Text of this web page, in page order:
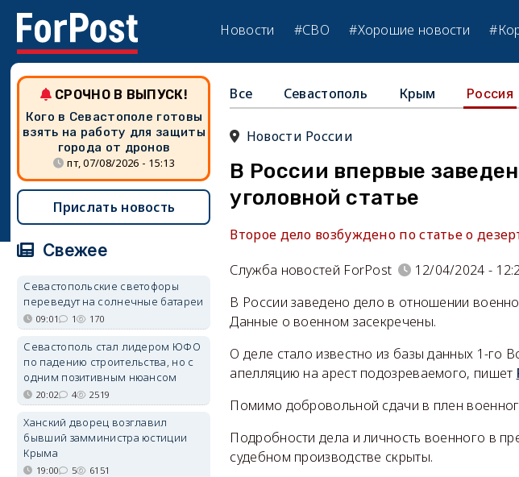
Новости #СВО #Хорошие новости
Все Севастополь Крым Россия
Новости России
В России впервые
уголовной статье
Второе дело возбуждено по статье о
Служба новостей ForPost
12/04/2024 -
В России заведено дело в отношении
Данные о военном засекречены.
О деле стало известно из базы данных 1-го
апелляцию на арест подозреваемого, пишет
Помимо добровольной сдачи в плен
Подробности дела и личность военного в
судебном производстве скрыты.
СРОЧНО В ВЫПУСК!
Кого в Севастополе готовы
взять на работу для защиты
города от дронов
пт, 07/08/2026 - 15:13
Прислать новость
Свежее
Севастопольские светофоры
переведут на солнечные батареи
09:01 1 170
Севастополь стал лидером ЮФО
по падению строительства, но с
одним позитивным нюансом
20:02 4 2519
Ханский дворец возглавил
бывший замминистра юстиции
Крыма
19:00 5 6151